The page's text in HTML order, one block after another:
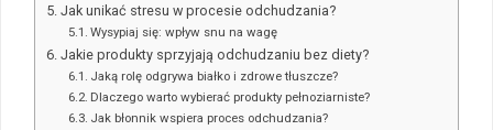
Jak unikać stresu w procesie odchudzania?
Wysypiaj się: wpływ snu na wagę
Jakie produkty sprzyjają odchudzaniu bez diety?
Jaką rolę odgrywa białko i zdrowe tłuszcze?
Dlaczego warto wybierać produkty pełnoziarniste?
Jak błonnik wspiera proces odchudzania?